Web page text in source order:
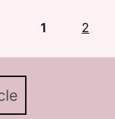
by the
1 2